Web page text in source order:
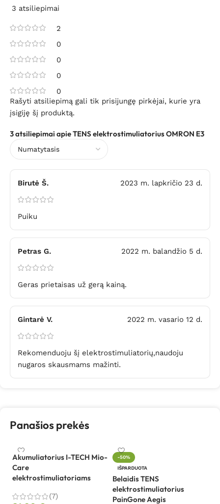
3 atsiliepimai
2
0
0
0
0
3 atsiliepimai apieTENS elektrostimuliatorius OMRON E3
Birutė Š. 2023 m. lapkričio 23 d.
Puiku
Petras G. 2022 m. balandžio 5 d.
Geras prietaisas už gerą kainą.
Gintarė V. 2022 m. vasario 12 d.
Rekomenduoju šį elektrostimuliatorių,naudoju
nugaros skausmams mažinti.
Rašyti atsiliepimą gali tik prisijungę pirkėjai, kurie yra
įsigiję šį produktą.
Panašios prekės
Akumuliatorius I-TECH Mio-
Care
elektrostimuliatoriams
(7)
-50%
IŠPARDUOTA
Belaidis TENS
elektrostimuliatorius
PainGone Aegis